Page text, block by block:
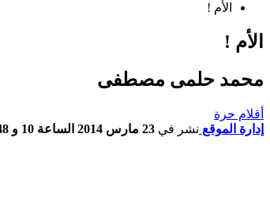
الأم !
الأم !
محمد حلمى مصطفى
أقلام حرة
إدارة الموقع نشر في 23 مارس 2014 الساعة 10 و 48 دقيقة